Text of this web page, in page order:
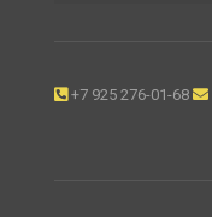
+7 925 276-01-68